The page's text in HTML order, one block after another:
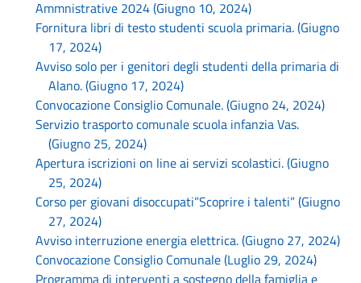
Ammnistrative 2024 (Giugno 10, 2024)
Fornitura libri di testo studenti scuola primaria. (Giugno
17, 2024)
Avviso solo per i genitori degli studenti della primaria di
Alano. (Giugno 17, 2024)
Convocazione Consiglio Comunale. (Giugno 24, 2024)
Servizio trasporto comunale scuola infanzia Vas.
(Giugno 25, 2024)
Apertura iscrizioni on line ai servizi scolastici. (Giugno
25, 2024)
Corso per giovani disoccupati”Scoprire i talenti” (Giugno
27, 2024)
Avviso interruzione energia elettrica. (Giugno 27, 2024)
Convocazione Consiglio Comunale (Luglio 29, 2024)
Programma di interventi a sostegno della famiglia e